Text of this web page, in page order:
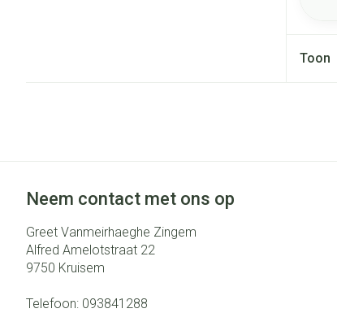
Toon
Neem contact met ons op
Greet Vanmeirhaeghe Zingem
Alfred Amelotstraat 22
9750 Kruisem
Telefoon: 093841288